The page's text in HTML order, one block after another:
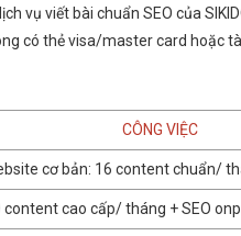
vụ viết bài chuẩn SEO của
có thẻ visa/master card hoặc
CÔNG VIỆC
cơ bản: 16 content chuẩn/
cao cấp/ tháng + SEO